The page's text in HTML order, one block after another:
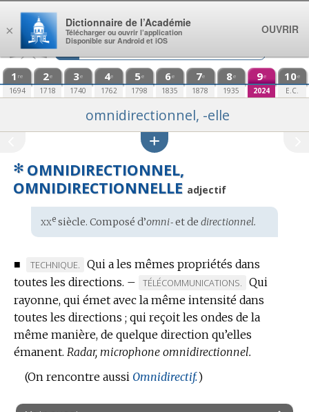
Aller au contenu
1 re
1694
2e
1718
3e
1740
4e
1762
5e
1798
6e
1835
7e
1878
8e
1935
9e
2024
10e
E.C.
omnidirectionnel, -elle
✻ OMNIDIRECTIONNEL,
OMNIDIRECTIONNELLE adjectif
Étymologie
:
xxesiècle. Composé d’omni‑et de directionnel.
■
MARQUE
DE
DOMAINE
:
TECHNIQUE.
Qui a les mêmes propriétés dans
toutes les directions. –
MARQUE
DE
DOMAINE
:
TÉLÉCOMMUNICATIONS.
Qui
rayonne, qui émet avec la même intensité dans
toutes les directions ; qui reçoit les ondes de la
même manière, de quelque direction qu’elles
émanent. Radar, microphone omnidirectionnel.
(On rencontre aussi Omnidirectif.)
×
Dictionnaire de l’Académie
Télécharger ou ouvrir l’application
Disponible sur Android et iOS
OUVRIR